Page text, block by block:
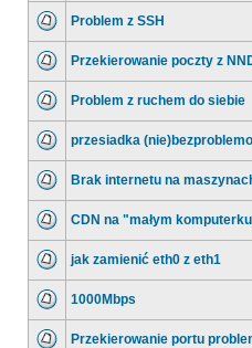
Problem z SSH
Przekierowanie poczty z
Problem z ruchem do siebie
przesiadka
Brak internetu na
CDN na "małym
jak zamienić eth0 z eth1
1000Mbps
Przekierowanie portu